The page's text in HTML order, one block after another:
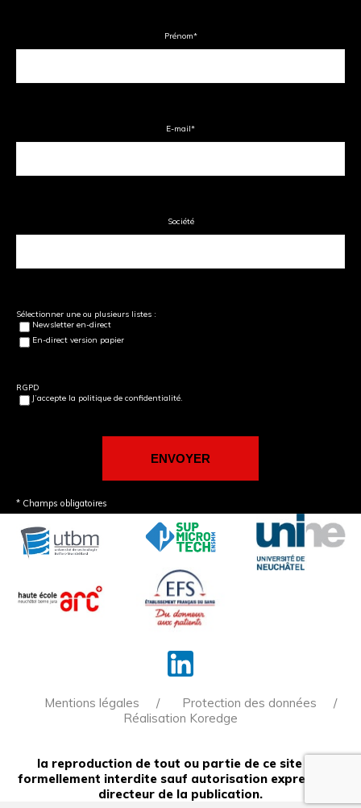
Prénom*
E-mail*
Société
Sélectionner une ou plusieurs listes :
Newsletter en-direct
En-direct version papier
RGPD
J’accepte la politique de confidentialité.
* Champs obligatoires
Mentions légales
Protection des données
Réalisation Koredge
la reproduction de tout ou partie de ce site est
formellement interdite sauf autorisation expresse du
directeur de la publication.